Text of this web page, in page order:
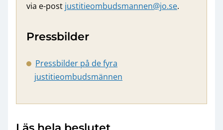
via e-post justitieombudsmannen@jo.se.
Pressbilder
Pressbilder på de fyra
justitieombudsmännen